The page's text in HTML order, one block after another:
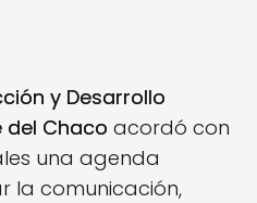
y Desarrollo
del Chaco acordó con
una agenda
la comunicación,